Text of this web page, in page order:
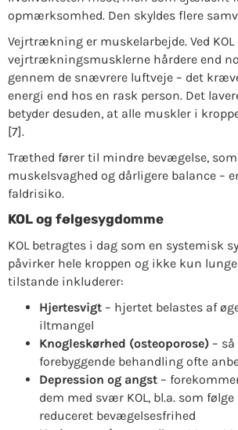
opmærksomhed. Den skyldes flere
Vejrtrækning er muskelarbejde. Ved KOL
vejrtrækningsmusklerne hårdere end
gennem de snævrere luftveje – det
energi end hos en rask person. Det
betyder desuden, at alle muskler i
[7].
Træthed fører til mindre bevægelse,
muskelsvaghed og dårligere balance –
faldrisiko.
KOL og følgesygdomme
KOL betragtes i dag som en systemisk
påvirker hele kroppen og ikke kun
tilstande inkluderer:
Hjertesvigt– hjertet belastes af
iltmangel
Knogleskørhed (osteoporose)– så
forebyggende behandling ofte
Depression og angst–
dem med svær KOL, bl.a. som
reduceret bevægelsesfrihed